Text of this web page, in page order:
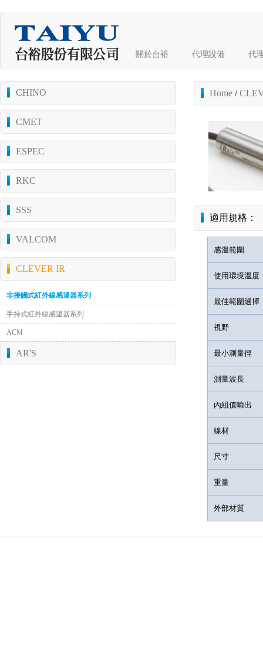
關於台裕 代理設備 代
CHINO
CMET
ESPEC
RKC
SSS
VALCOM
CLEVER IR
非接觸式紅外線感溫器系列
手持式紅外線感溫器系列
ACM
AR'S
Home /
適用規格：
感溫範圍
使用環境溫度
最佳範圍選擇
視野
最小測量徑
測量波長
內組值輸出
線材
尺寸
重量
外部材質